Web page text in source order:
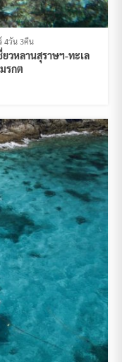
4วัน 3คืน
ยวหลานสุราษฯ-ทะเล
รกต